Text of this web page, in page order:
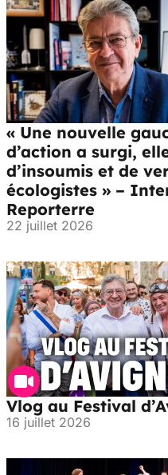
« Une nouvelle
d’action a surgi,
d’insoumis et de
écologistes » –
Reporterre
22 juillet 2026
Vlog au Festival
16 juillet 2026